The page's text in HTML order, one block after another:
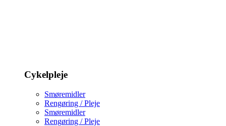
Cykelpleje
Smøremidler
Rengøring / Pleje
Smøremidler
Rengøring / Pleje